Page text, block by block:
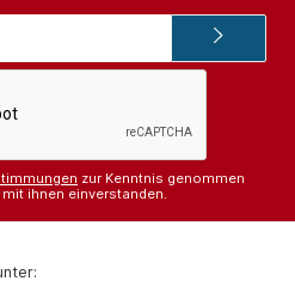
zur Kenntnis genommen
ihnen einverstanden.